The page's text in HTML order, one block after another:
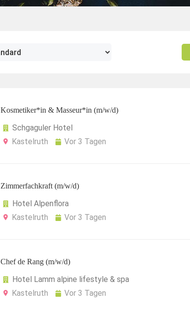
Kosmetiker*in & Masseur*in (m/w/d)
Schgaguler Hotel
Kastelruth
Vor 3 Tagen
Zimmerfachkraft (m/w/d)
Hotel Alpenflora
Kastelruth
Vor 3 Tagen
Chef de Rang (m/w/d)
Hotel Lamm alpine lifestyle & spa
Kastelruth
Vor 3 Tagen